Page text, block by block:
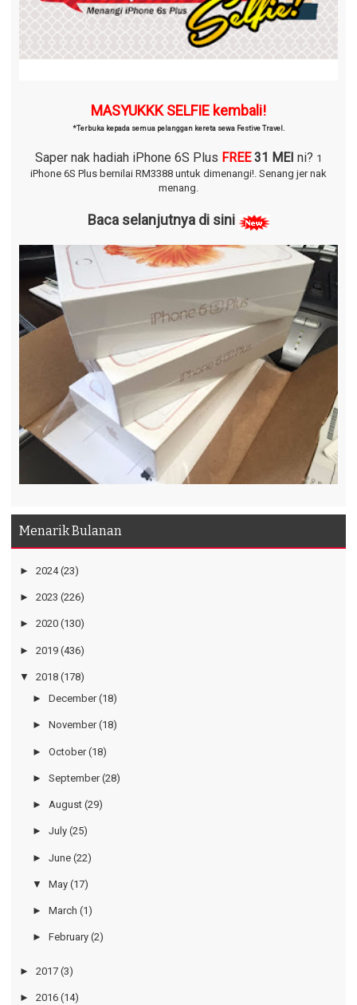
MASYUKKK SELFIE kembali!
*Terbuka kepada semua pelanggan kereta sewa Festive Travel.
Saper nak hadiah iPhone 6S Plus FREE 31 MEI ni? 1
iPhone 6S Plus bernilai RM3388 untuk dimenangi!. Senang jer nak
menang.
Baca selanjutnya di sini
Menarik Bulanan
► 2024 (23)
► 2023 (226)
► 2020 (130)
► 2019 (436)
▼ 2018 (178)
► December (18)
► November (18)
► October (18)
► September (28)
► August (29)
► July (25)
► June (22)
▼ May (17)
► March (1)
► February (2)
► 2017 (3)
► 2016 (14)